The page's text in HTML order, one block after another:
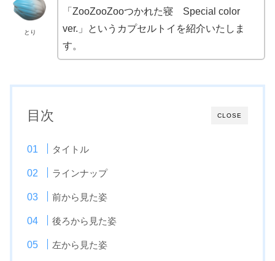
とり
「ZooZooZooつかれた寝 Special color
ver.」というカプセルトイを紹介いたしま
す。
CLOSE
目次
タイトル
ラインナップ
前から見た姿
後ろから見た姿
左から見た姿